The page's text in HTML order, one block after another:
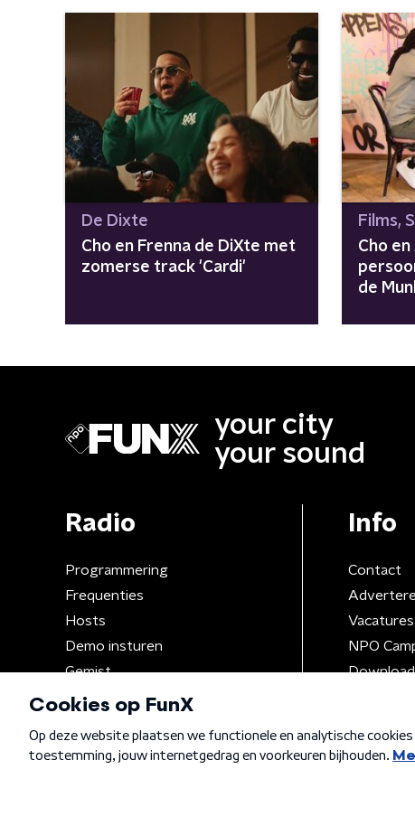
De Dixte
Cho en Frenna de DiXte met
zomerse track 'Cardi'
Films,
Cho
de
your city
your sound
Radio
Programmering
Frequenties
Hosts
Demo insturen
Gemist
Info
Contact
Vacatures
NPO
Algemene voorwaarden Privacybeleid